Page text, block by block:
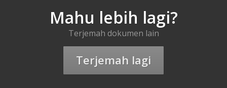
Mahu lebih lagi?
Terjemah dokumen lain
Terjemah lagi